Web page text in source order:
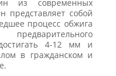
современных
представляет собой
процесс обжига
4-12 мм и
в гражданском и